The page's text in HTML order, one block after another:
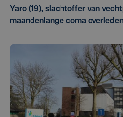
Yaro (19), slachtoffer van
maandenlange coma overleden